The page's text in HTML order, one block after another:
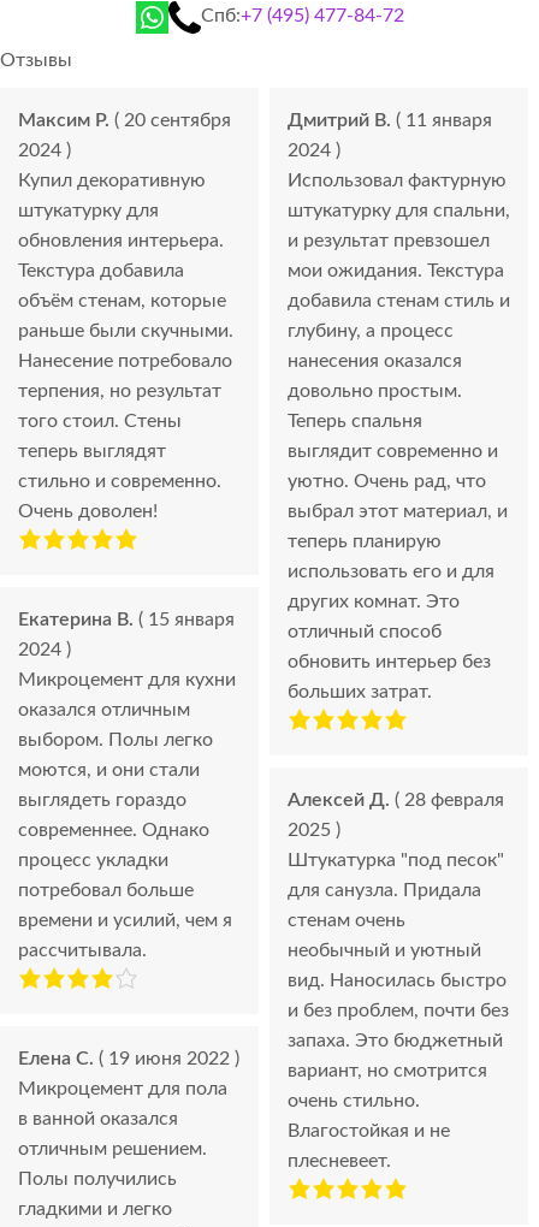
Спб:+7 (495) 477-84-72
Отзывы
Максим Р. ( 20 сентября
2024 )
Купил декоративную
штукатурку для
обновления интерьера.
Текстура добавила
объём стенам, которые
раньше были скучными.
Нанесение потребовало
терпения, но результат
того стоил. Стены
теперь выглядят
стильно и современно.
Очень доволен!
Екатерина В. ( 15 января
2024 )
Микроцемент для кухни
оказался отличным
выбором. Полы легко
моются, и они стали
выглядеть гораздо
современнее. Однако
процесс укладки
потребовал больше
времени и усилий, чем я
рассчитывала.
Елена С. ( 19 июня 2022 )
Микроцемент для пола
в ванной оказался
отличным решением.
Полы получились
гладкими и легко
Дмитрий В. ( 11 января
2024 )
Использовал фактурную
штукатурку для спальни,
и результат превзошел
мои ожидания. Текстура
добавила стенам стиль и
глубину, а процесс
нанесения оказался
довольно простым.
Теперь спальня
выглядит современно и
уютно. Очень рад, что
выбрал этот материал, и
теперь планирую
использовать его и для
других комнат. Это
отличный способ
обновить интерьер без
больших затрат.
Алексей Д. ( 28 февраля
2025 )
Штукатурка "под песок"
для санузла. Придала
стенам очень
необычный и уютный
вид. Наносилась быстро
и без проблем, почти без
запаха. Это бюджетный
вариант, но смотрится
очень стильно.
Влагостойкая и не
плесневеет.